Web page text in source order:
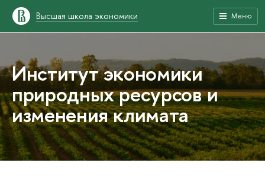
Высшая школа экономики Меню
Институт экономики
природных ресурсов и
изменения климата